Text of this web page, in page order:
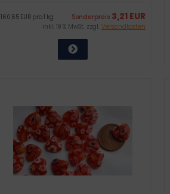
Sonderpreis 3,21 EUR
160,65 EUR pro 1 kg
inkl. 19 % MwSt. zzgl. Versandkosten